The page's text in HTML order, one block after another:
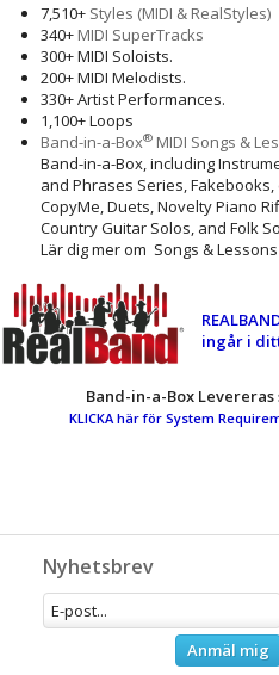
7,510+ Styles (MIDI & RealStyles)
340+ MIDI SuperTracks
300+ MIDI Soloists.
200+ MIDI Melodists.
330+ Artist Performances.
1,100+ Loops
Band-in-a-Box®MIDI Songs &
Band-in-a-Box, including
and Phrases Series,
CopyMe, Duets, Novelty Piano
Country Guitar Solos, and Folk
Lär dig mer om Songs & Lessons
ingår i
Band-in-a-Box
KLICKA här för System
Nyhetsbrev
Anmäl mig